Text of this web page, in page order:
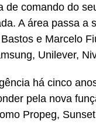
de comando do
A área passa a
e Marcelo
Unilever,
há cinco
pela nova
Propeg,